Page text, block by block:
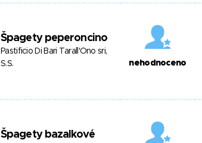
Špagety peperoncino
Pastificio Di Bari Tarall'Ono sri,
S.S.
nehodnoceno
Špagety bazalkové